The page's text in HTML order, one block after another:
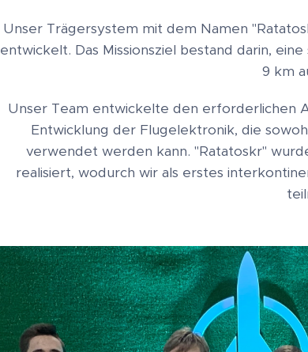
Unser Trägersystem mit dem Namen
entwickelt. Das Missionsziel bestand darin,
9 km
Unser Team entwickelte den erforderlichen
Entwicklung der Flugelektronik, die
verwendet werden kann. "Ratatoskr"
realisiert, wodurch wir als erstes